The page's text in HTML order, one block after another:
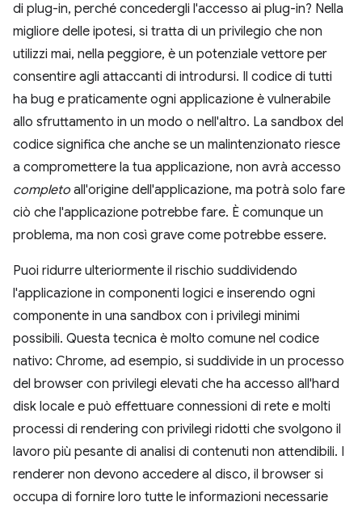
di plug-in, perché concedergli l'accesso ai plug-in? Nella
migliore delle ipotesi, si tratta di un privilegio che non
utilizzi mai, nella peggiore, è un potenziale vettore per
consentire agli attaccanti di introdursi. Il codice di tutti
ha bug e praticamente ogni applicazione è vulnerabile
allo sfruttamento in un modo o nell'altro. La sandbox del
codice significa che anche se un malintenzionato riesce
a compromettere la tua applicazione, non avrà accesso
completo all'origine dell'applicazione, ma potrà solo fare
ciò che l'applicazione potrebbe fare. È comunque un
problema, ma non così grave come potrebbe essere.
Puoi ridurre ulteriormente il rischio suddividendo
l'applicazione in componenti logici e inserendo ogni
componente in una sandbox con i privilegi minimi
possibili. Questa tecnica è molto comune nel codice
nativo: Chrome, ad esempio, si suddivide in un processo
del browser con privilegi elevati che ha accesso all'hard
disk locale e può effettuare connessioni di rete e molti
processi di rendering con privilegi ridotti che svolgono il
lavoro più pesante di analisi di contenuti non attendibili. I
renderer non devono accedere al disco, il browser si
occupa di fornire loro tutte le informazioni necessarie